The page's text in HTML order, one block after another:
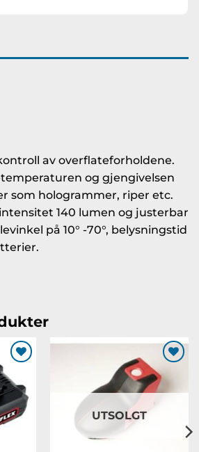
av overflateforholdene.
og gjengivelsen
som hologrammer, riper etc.
140 lumen og justerbar
på 10° -70°, belysningstid
til
Legg til
ønskeliste
UTSOLGT